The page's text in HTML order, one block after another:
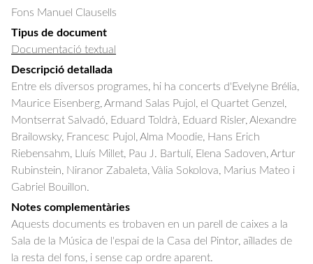
Fons Manuel Clausells
Tipus de document
Documentació textual
Descripció detallada
Entre els diversos programes, hi ha concerts d'Evelyne Brélia,
Maurice Eisenberg, Armand Salas Pujol, el Quartet Genzel,
Montserrat Salvadó, Eduard Toldrà, Eduard Risler, Alexandre
Brailowsky, Francesc Pujol, Alma Moodie, Hans Erich
Riebensahm, Lluís Millet, Pau J. Bartulí, Elena Sadoven, Artur
Rubinstein, Niranor Zabaleta, Vàlia Sokolova, Marius Mateo i
Gabriel Bouillon.
Notes complementàries
Aquests documents es trobaven en un parell de caixes a la
Sala de la Música de l'espai de la Casa del Pintor, aïllades de
la resta del fons, i sense cap ordre aparent.